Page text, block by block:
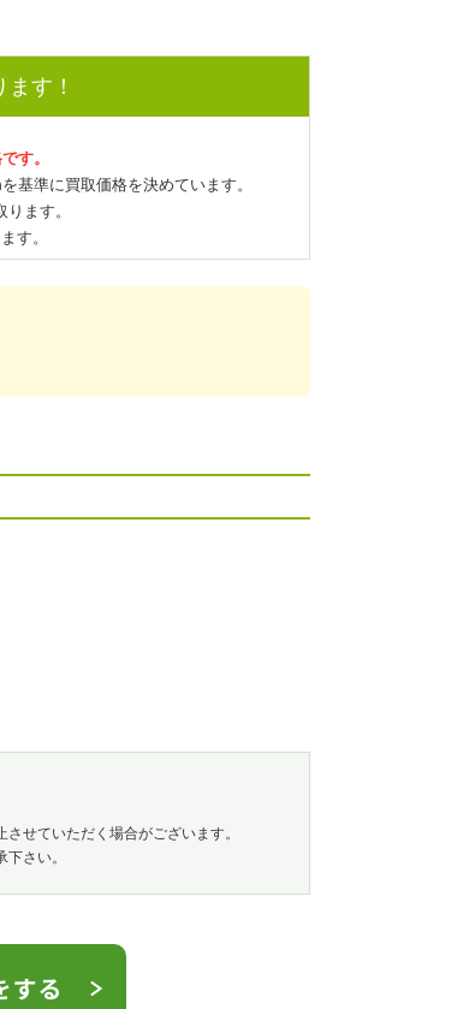
す！
す。
基準に買取価格を決めています。
ります。
す。
せていただく場合がございます。
さい。